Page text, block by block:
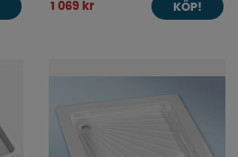
1 069 kr KÖP!